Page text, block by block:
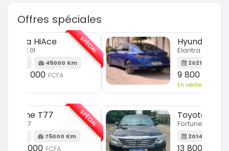
Offres spéciales
Hyundai Elantra
Elantra 2.0l
2021 100000 Km
9 800 000FCFA
En vente
SPÉCIAL
Toyota Fortuner
Fortuner 2.0 VVTI
2014 100000 Km
13 800 000FCFA
SPÉCIAL